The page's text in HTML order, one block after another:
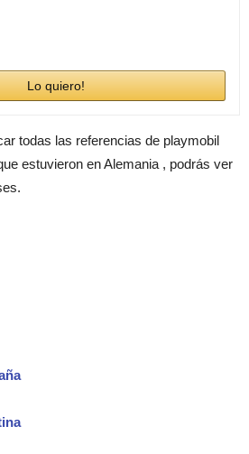
Lo quiero!
todas las referencias de playmobil
estuvieron en Alemania , podrás ver